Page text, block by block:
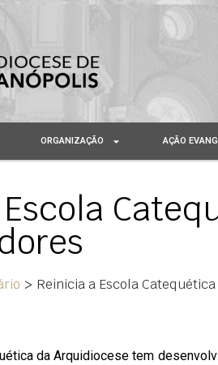
ORGANIZAÇÃO AÇÃO
> Reinicia a Escola
da Arquidiocese tem